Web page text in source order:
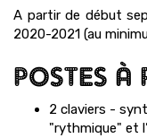
A partir de début
2020-2021 (au
POSTES À
2 claviers -
"rythmique" et